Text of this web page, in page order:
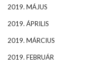
2019. MÁJUS
2019. ÁPRILIS
2019. MÁRCIUS
2019. FEBRUÁR